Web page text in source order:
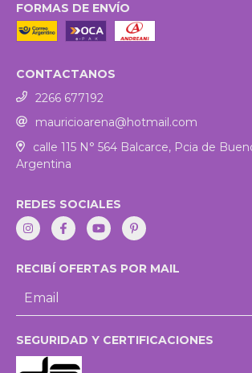
FORMAS DE ENVÍO
CONTACTANOS
2266 677192
mauricioarena@hotmail.com
calle 115 N° 564 Balcarce, Pcia de
Argentina
REDES SOCIALES
RECIBÍ OFERTAS POR MAIL
SEGURIDAD Y CERTIFICACIONES